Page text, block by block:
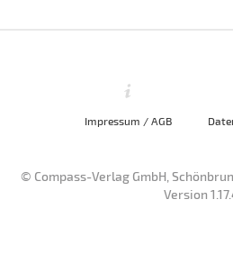
Impressum / AGB
© Compass-Verlag GmbH,
Version